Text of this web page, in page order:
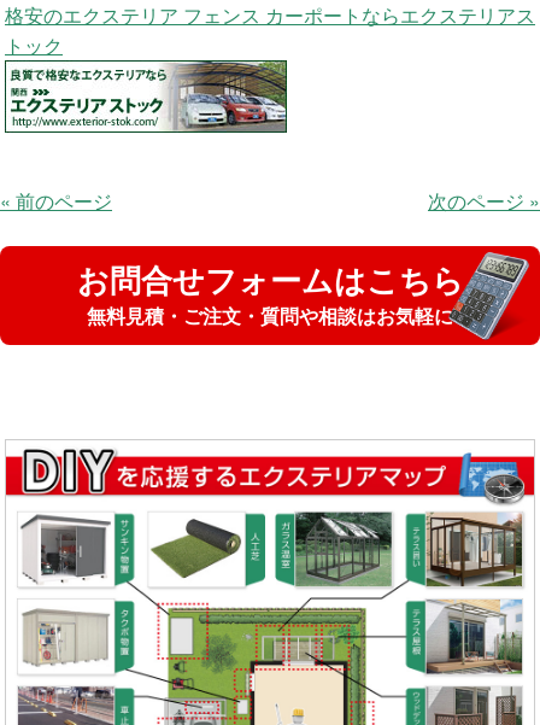
格安のエクステリア フェンス カーポートならエクステリアス
トック
« 前のページ 次のページ »
お問合せフォームはこちら
無料見積・ご注文・質問や相談はお気軽に